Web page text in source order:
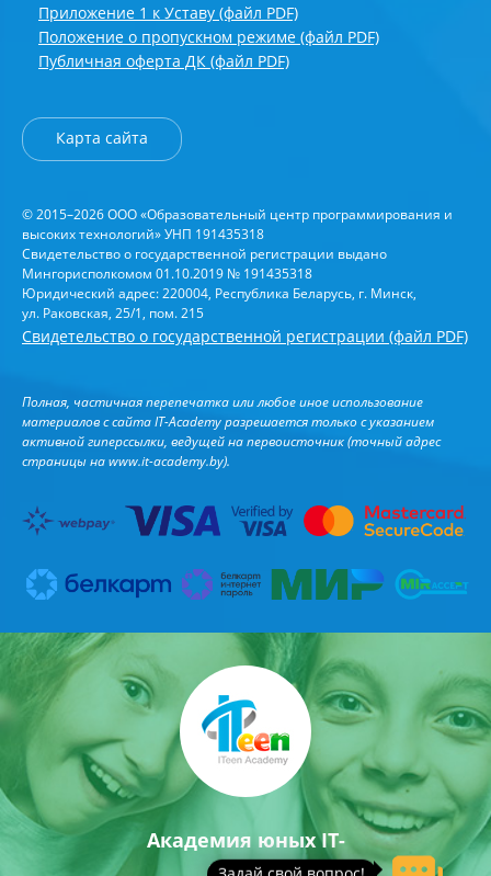
Задай свой вопрос!
Приложение 1 к Уставу (файл PDF)
Положение о пропускном режиме (файл PDF)
Публичная оферта ДК (файл PDF)
Карта сайта
© 2015–2026 ООО «Образовательный центр программирования и
высоких технологий» УНП 191435318
Свидетельство о государственной регистрации выдано
Мингорисполкомом 01.10.2019 № 191435318
Юридический адрес: 220004, Республика Беларусь, г. Минск,
ул. Раковская, 25/1, пом. 215
Свидетельство о государственной регистрации (файл PDF)
Полная, частичная перепечатка или любое иное использование
материалов с сайта IT-Academy разрешается только с указанием
активной гиперссылки, ведущей на первоисточник (точный адрес
страницы наwww.it-academy.by).
Академия юных IT-
гениев